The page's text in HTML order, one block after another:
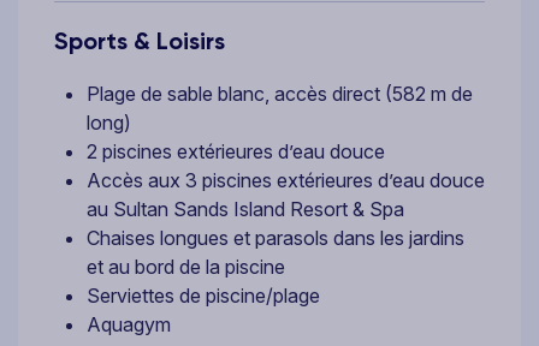
Sports & Loisirs
Plage de sable blanc, accès direct (582 m de
long)
2 piscines extérieures d’eau douce
Accès aux 3 piscines extérieures d’eau douce
au Sultan Sands Island Resort & Spa
Chaises longues et parasols dans les jardins
et au bord de la piscine
Serviettes de piscine/plage
Aquagym